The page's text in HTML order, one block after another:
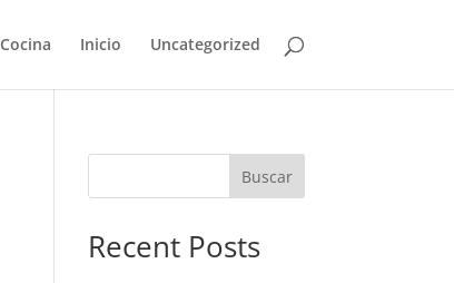
Cocina Inicio Uncategorized
Buscar
Recent Posts